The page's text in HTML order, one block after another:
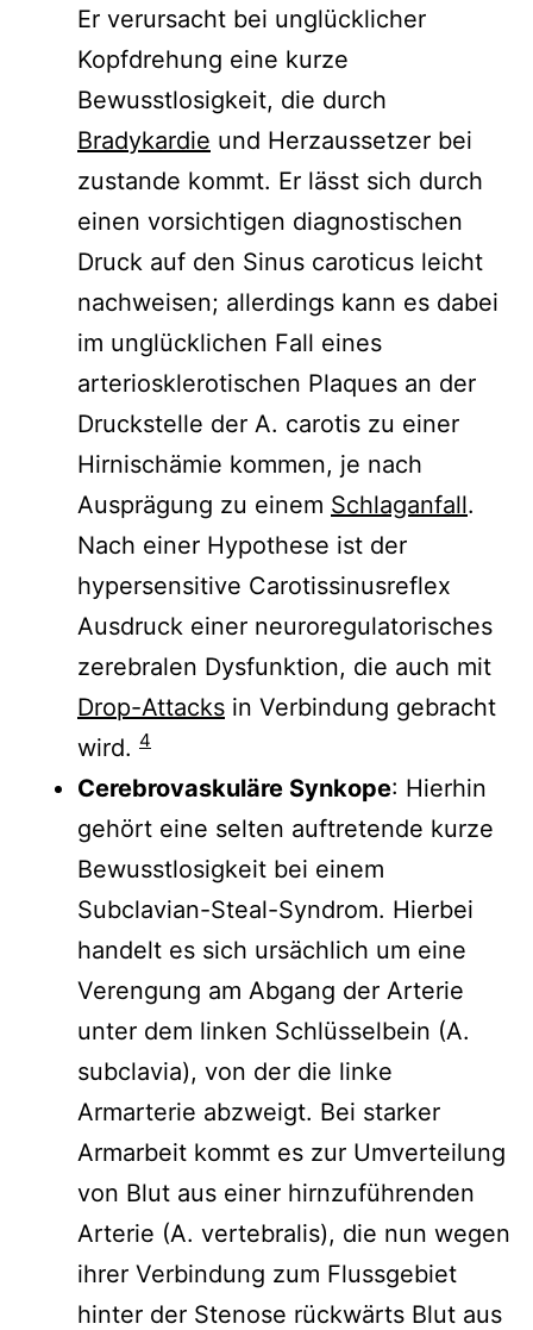
Er verursacht bei unglücklicher
Kopfdrehung eine kurze
Bewusstlosigkeit, die durch
Bradykardie und Herzaussetzer bei
zustande kommt. Er lässt sich durch
einen vorsichtigen diagnostischen
Druck auf den Sinus caroticus leicht
nachweisen; allerdings kann es dabei
im unglücklichen Fall eines
arteriosklerotischen Plaques an der
Druckstelle der A. carotis zu einer
Hirnischämie kommen, je nach
Ausprägung zu einem Schlaganfall.
Nach einer Hypothese ist der
hypersensitive Carotissinusreflex
Ausdruck einer neuroregulatorisches
zerebralen Dysfunktion, die auch mit
Drop-Attacks in Verbindung gebracht
wird. 4
Cerebrovaskuläre Synkope: Hierhin
gehört eine selten auftretende kurze
Bewusstlosigkeit bei einem
Subclavian-Steal-Syndrom. Hierbei
handelt es sich ursächlich um eine
Verengung am Abgang der Arterie
unter dem linken Schlüsselbein (A.
subclavia), von der die linke
Armarterie abzweigt. Bei starker
Armarbeit kommt es zur Umverteilung
von Blut aus einer hirnzuführenden
Arterie (A. vertebralis), die nun wegen
ihrer Verbindung zum Flussgebiet
hinter der Stenose rückwärts Blut aus